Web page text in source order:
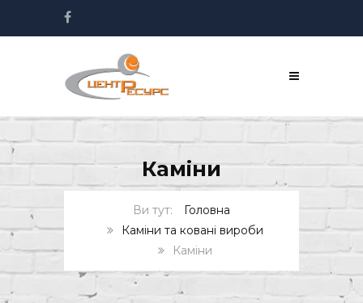
Каміни
Головна
Каміни та ковані вироби
Каміни